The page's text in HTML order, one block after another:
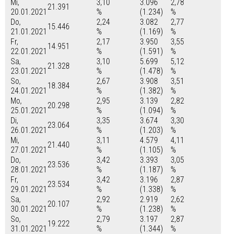
Mi,
20.01.2021
21.391
3,10
%
3.096
(1.234)
2,78
%
Do,
21.01.2021
15.446
2,24
%
3.082
(1.169)
2,77
%
Fr,
22.01.2021
14.951
2,17
%
3.950
(1.591)
3,55
%
Sa,
23.01.2021
21.328
3,10
%
5.699
(1.478)
5,12
%
So,
24.01.2021
18.384
2,67
%
3.908
(1.382)
3,51
%
Mo,
25.01.2021
20.298
2,95
%
3.139
(1.094)
2,82
%
Di,
26.01.2021
23.064
3,35
%
3.674
(1.203)
3,30
%
Mi,
27.01.2021
21.440
3,11
%
4.579
(1.105)
4,11
%
Do,
28.01.2021
23.536
3,42
%
3.393
(1.187)
3,05
%
Fr,
29.01.2021
23.534
3,42
%
3.196
(1.338)
2,87
%
Sa,
30.01.2021
20.107
2,92
%
2.919
(1.238)
2,62
%
So,
31.01.2021
19.222
2,79
%
3.197
(1.344)
2,87
%